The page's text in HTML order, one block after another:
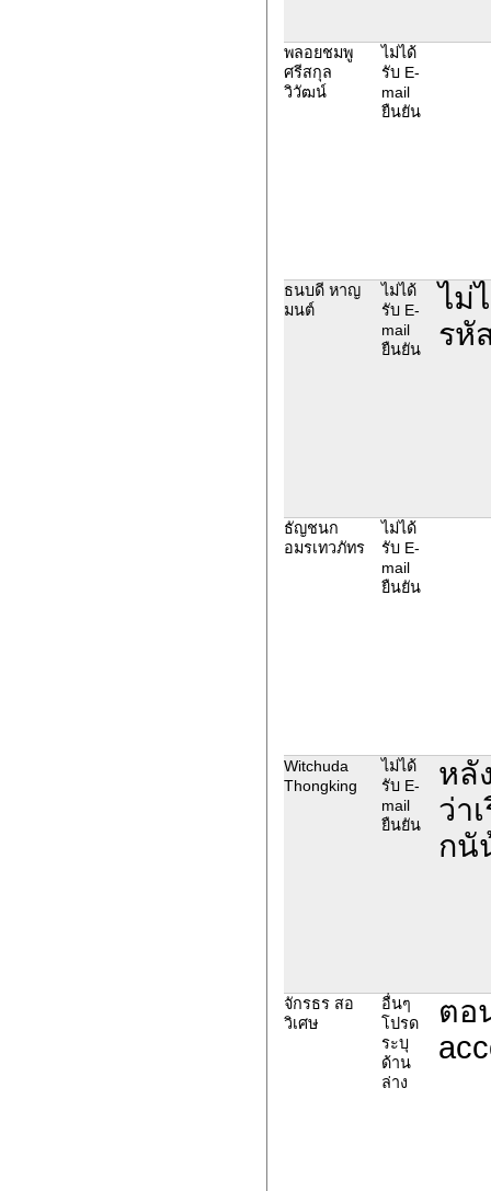
พลอยชมพู
ศรีสกุล
วิวัฒน์
ไม่ได้
รับ E-
mail
ยืนยัน
ธนบดี หาญ
มนต์
ไม่ได้
รับ E-
mail
ยืนยัน
ไม่
รหั
ธัญชนก
อมรเทวภัทร
ไม่ได้
รับ E-
mail
ยืนยัน
Witchuda
Thongking
ไม่ได้
รับ E-
mail
ยืนยัน
หลั
ว่า
กนั
จักรธร สอ
วิเศษ
อื่นๆ
โปรด
ระบุ
ด้าน
ล่าง
ตอ